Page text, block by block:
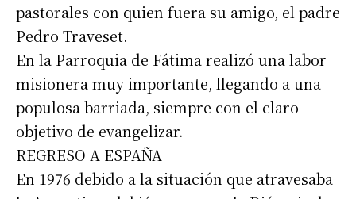
pastorales con quien fuera su amigo, el padre
Pedro Traveset.
En la Parroquia de Fátima realizó una labor
misionera muy importante, llegando a una
populosa barriada, siempre con el claro
objetivo de evangelizar.
REGRESO A ESPAÑA
En 1976 debido a la situación que atravesaba